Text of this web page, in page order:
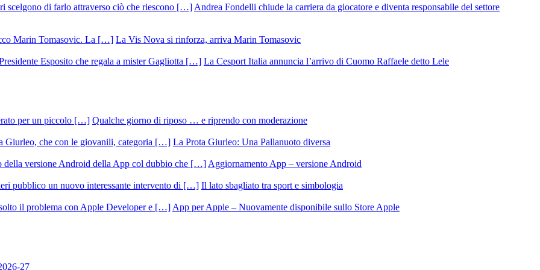
Andrea Fondelli chiude la carriera da giocatore e diventa responsabile del settore
La Vis Nova si rinforza, arriva Marin Tomasovic
La Cesport Italia annuncia l’arrivo di Cuomo Raffaele detto Lele
Qualche giorno di riposo … e riprendo con moderazione
La Prota Giurleo: Una Pallanuoto diversa
Aggiornamento App – versione Android
Il lato sbagliato tra sport e simbologia
App per Apple – Nuovamente disponibile sullo Store Apple
27